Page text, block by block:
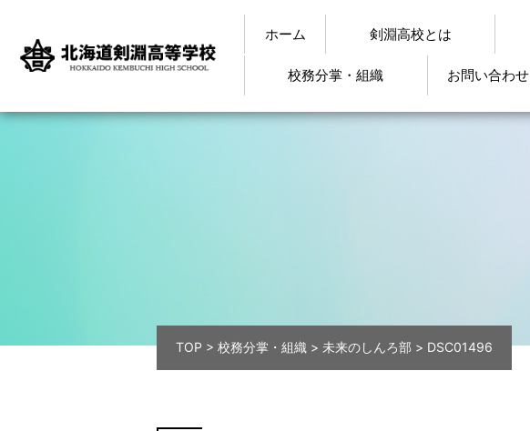
ホーム 剣淵高校とは
校務分掌・組織 お問い合わせ
TOP >校務分掌・組織 > 未来のしんろ部 > DSC01496